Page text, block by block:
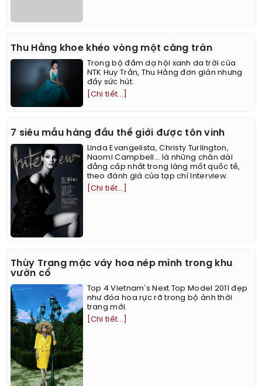
Thu Hằng khoe khéo vòng một căng tràn
Trong bộ đầm dạ hội xanh da trời của
NTK Huy Trần, Thu Hằng đơn giản nhưng
đầy sức hút.
[Chi tiết...]
7 siêu mẫu hàng đầu thế giới được tôn vinh
Linda Evangelista, Christy Turlington,
Naomi Campbell... là những chân dài
đẳng cấp nhất trong làng mốt quốc tế,
theo đánh giá của tạp chí Interview.
[Chi tiết...]
Thùy Trang mặc váy hoa nép mình trong khu
vườn cổ
Top 4 Vietnam's Next Top Model 2011 đẹp
như đóa hoa rực rỡ trong bộ ảnh thời
trang mới.
[Chi tiết...]